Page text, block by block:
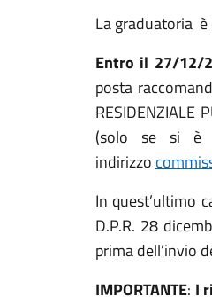
La graduatoria
Entro il 27/12/
posta
RESIDENZIALE
(solo se si è
indirizzo
In quest’ultimo
D.P.R. 28
prima dell’invio
IMPORTANTE: I